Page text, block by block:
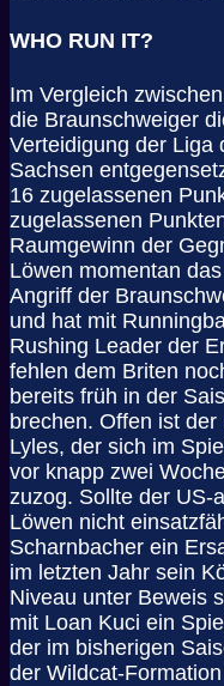
WHO RUN IT?
Im Vergleich
die Braunschweiger
Verteidigung der Liga
Sachsen
16 zugelassenen
zugelassenen
Raumgewinn der
Löwen momentan
Angriff der
und hat mit
Rushing Leader der
fehlen dem Briten
bereits früh in der
brechen. Offen ist
Lyles, der sich im
vor knapp zwei
zuzog. Sollte der US-
Löwen nicht
Scharnbacher ein
im letzten Jahr sein
Niveau unter Beweis
mit Loan Kuci ein
der im bisherigen
der Wildcat-